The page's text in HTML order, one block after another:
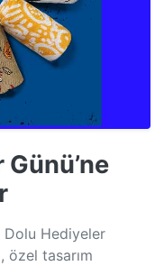
Günü’ne
Dolu Hediyeler
özel tasarım